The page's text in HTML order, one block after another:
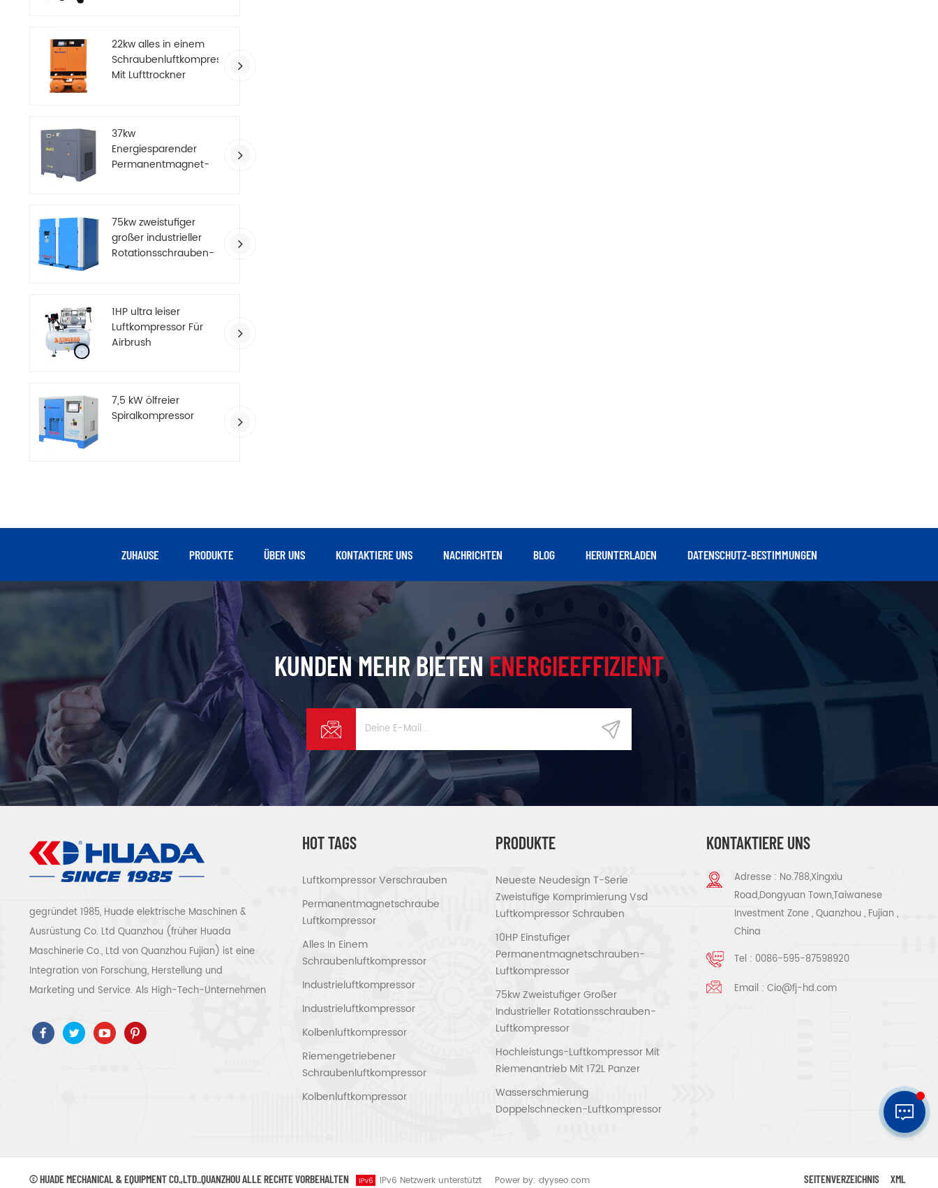
22kw alles in einem
Schraubenluftkompressor
Mit Lufttrockner
37kw
Energiesparender
Permanentmagnet-
75kw zweistufiger
großer industrieller
Rotationsschrauben-
1HP ultra leiser
Luftkompressor Für
Airbrush
7,5 kW ölfreier
Spiralkompressor
ZUHAUSE PRODUKTE ÜBER UNS KONTAKTIERE UNS NACHRICHTEN BLOG HERUNTERLADEN DATENSCHUTZ-BESTIMMUNGEN
KUNDEN MEHR BIETENENERGIEEFFIZIENT
gegründet 1985, Huade elektrische Maschinen &
Ausrüstung Co. Ltd Quanzhou (früher Huada
Maschinerie Co., Ltd von Quanzhou Fujian) ist eine
Integration von Forschung, Herstellung und
Marketing und Service. Als High-Tech-Unternehmen
、 ETL 、 CQC 、 ccc Qualitäts- und
Sicherheitszertifizierung, High-Tech-
HOT TAGS
Luftkompressor Verschrauben
Permanentmagnetschraube
Luftkompressor
Alles In Einem
Schraubenluftkompressor
Industrieluftkompressor
Industrieluftkompressor
Kolbenluftkompressor
Riemengetriebener
Schraubenluftkompressor
Kolbenluftkompressor
PRODUKTE
Neueste Neudesign T-Serie
Zweistufige Komprimierung Vsd
Luftkompressor Schrauben
10HP Einstufiger
Permanentmagnetschrauben-
Luftkompressor
75kw Zweistufiger Großer
Industrieller Rotationsschrauben-
Luftkompressor
Hochleistungs-Luftkompressor Mit
Riemenantrieb Mit 172L Panzer
Wasserschmierung
Doppelschnecken-Luftkompressor
KONTAKTIERE UNS
Adresse : No.788,Xingxiu
Road,Dongyuan Town,Taiwanese
Investment Zone , Quanzhou , Fujian ,
China
Tel : 0086-595-87598920
Email :Cio@fj-hd.com
© HUADE MECHANICAL & EQUIPMENT CO.,LTD..QUANZHOU ALLE RECHTE VORBEHALTEN IPv6 Netzwerk unterstützt Power by: dyyseo.com SEITENVERZEICHNIS XML